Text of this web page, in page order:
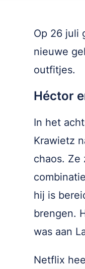
Op 26 juli
nieuwe
outfitjes.
Héctor
In het
Krawietz
chaos. Ze
hij is
brengen.
was aan
Netflix